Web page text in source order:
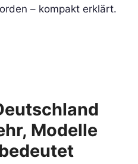
– kompakt erklärt.
Modelle